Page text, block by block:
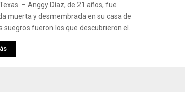
– Anggy Díaz, de 21 años, fue
muerta y desmembrada en su casa de
suegros fueron los que descubrieron el...